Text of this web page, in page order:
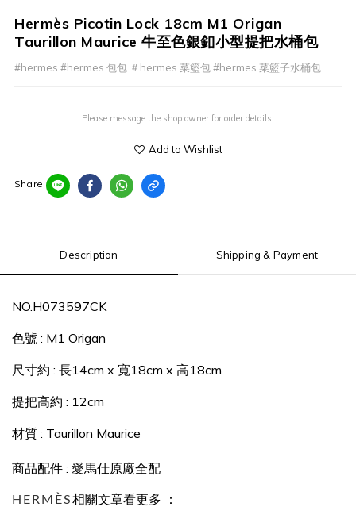
Hermès Picotin Lock 18cm M1 Origan
Taurillon Maurice 牛至色銀釦小型提把水桶包
#hermes #hermes 包包 ＃hermes 菜籃包 #hermes 菜籃子水桶包
Please message the shop owner for order details.
Add to Wishlist
Share
Description Shipping & Payment
NO.H073597CK
色號 : M1 Origan
尺寸約 : 長14cm x 寬18cm x 高18cm
提把高約 : 12cm
材質 : Taurillon Maurice
商品配件 : 愛馬仕原廠全配
HERMÈS相關文章看更多 ：